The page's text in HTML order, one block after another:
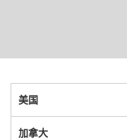
美国
加拿大